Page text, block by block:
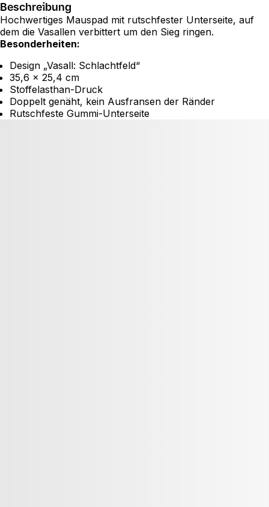
Beschreibung
Hochwertiges Mauspad mit rutschfester Unterseite, auf
dem die Vasallen verbittert um den Sieg ringen.
Besonderheiten:
Design „Vasall: Schlachtfeld“
35,6 x 25,4 cm
Stoffelasthan-Druck
Doppelt genäht, kein Ausfransen der Ränder
Rutschfeste Gummi-Unterseite